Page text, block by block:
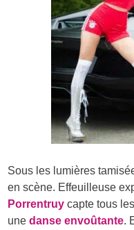
Sous les lumières
en scène. Effeuilleuse
Porrentruy capte tous
unedanse envoûtante.